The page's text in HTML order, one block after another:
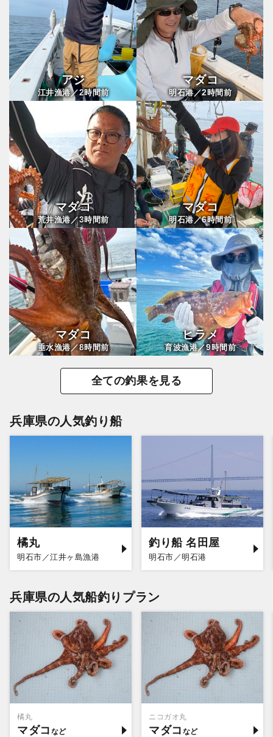
アジ
江井漁港／2時間前
マダコ
明石港／2時間前
マダコ
荒井漁港／3時間前
マダコ
明石港／6時間前
マダコ
垂水漁港／8時間前
ヒラメ
育波漁港／9時間前
全ての釣果を見る
兵庫県の人気釣り船
橘丸
明石市／江井ヶ島漁港
釣り船 名田屋
明石市／明石港
兵庫県の人気船釣りプラン
橘丸
マダコ
ニコガオ丸
マダコ